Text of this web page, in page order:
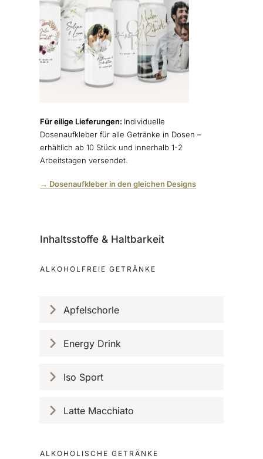
Für eilige Lieferungen: Individuelle
Dosenaufkleber für alle Getränke in Dosen –
erhältlich ab 10 Stück und innerhalb 1-2
Arbeitstagen versendet.
→ Dosenaufkleber in den gleichen Designs
Inhaltsstoffe & Haltbarkeit
ALKOHOLFREIE GETRÄNKE
Apfelschorle
Energy Drink
Iso Sport
Latte Macchiato
ALKOHOLISCHE GETRÄNKE